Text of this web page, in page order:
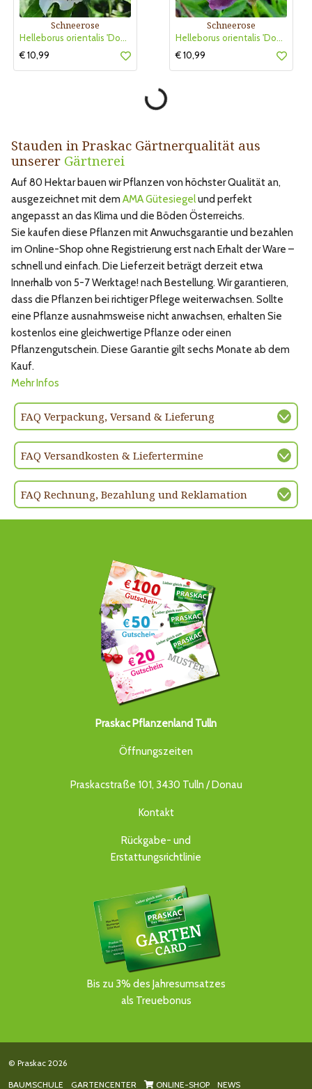
Schneerose
Helleborus orientalis 'Double Ellen White Spotted'
€ 10,99
Schneerose
Helleborus orientalis 'Double Ellen Purple'
€ 10,99
Stauden in Praskac Gärtnerqualität aus
unserer Gärtnerei
Auf 80 Hektar bauen wir Pflanzen von höchster Qualität an,
ausgezeichnet mit dem AMA Gütesiegelund perfekt
angepasst an das Klima und die Böden Österreichs.
Sie kaufen diese Pflanzen mit Anwuchsgarantie und bezahlen
im Online-Shop ohne Registrierung erst nach Erhalt der Ware –
schnell und einfach. Die Lieferzeit beträgt derzeit etwa
Innerhalb von 5-7 Werktage! nach Bestellung. Wir garantieren,
dass die Pflanzen bei richtiger Pflege weiterwachsen. Sollte
eine Pflanze ausnahmsweise nicht anwachsen, erhalten Sie
kostenlos eine gleichwertige Pflanze oder einen
Pflanzengutschein. Diese Garantie gilt sechs Monate ab dem
Kauf.
Mehr Infos
FAQ Verpackung, Versand & Lieferung
FAQ Versandkosten & Liefertermine
FAQ Rechnung, Bezahlung und Reklamation
Praskac Pflanzenland Tulln
Öffnungszeiten
Praskacstraße 101, 3430 Tulln / Donau
Kontakt
Rückgabe- und
Erstattungsrichtlinie
Bis zu 3% des Jahresumsatzes
als Treuebonus
© Praskac 2026
BAUMSCHULE GARTENCENTER ONLINE-SHOP NEWS